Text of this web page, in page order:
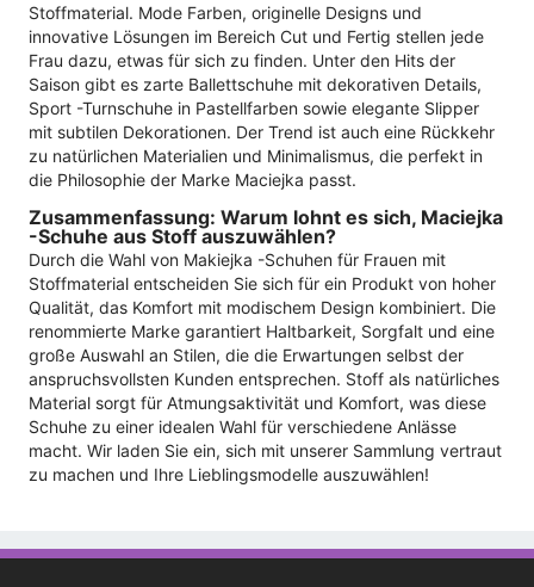
Stoffmaterial. Mode Farben, originelle Designs und
innovative Lösungen im Bereich Cut und Fertig stellen jede
Frau dazu, etwas für sich zu finden. Unter den Hits der
Saison gibt es zarte Ballettschuhe mit dekorativen Details,
Sport -Turnschuhe in Pastellfarben sowie elegante Slipper
mit subtilen Dekorationen. Der Trend ist auch eine Rückkehr
zu natürlichen Materialien und Minimalismus, die perfekt in
die Philosophie der Marke Maciejka passt.
Zusammenfassung: Warum lohnt es sich, Maciejka
-Schuhe aus Stoff auszuwählen?
Durch die Wahl von Makiejka -Schuhen für Frauen mit
Stoffmaterial entscheiden Sie sich für ein Produkt von hoher
Qualität, das Komfort mit modischem Design kombiniert. Die
renommierte Marke garantiert Haltbarkeit, Sorgfalt und eine
große Auswahl an Stilen, die die Erwartungen selbst der
anspruchsvollsten Kunden entsprechen. Stoff als natürliches
Material sorgt für Atmungsaktivität und Komfort, was diese
Schuhe zu einer idealen Wahl für verschiedene Anlässe
macht. Wir laden Sie ein, sich mit unserer Sammlung vertraut
zu machen und Ihre Lieblingsmodelle auszuwählen!